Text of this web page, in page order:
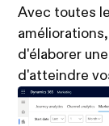
Avec toutes
d'élaborer
d'atteindre